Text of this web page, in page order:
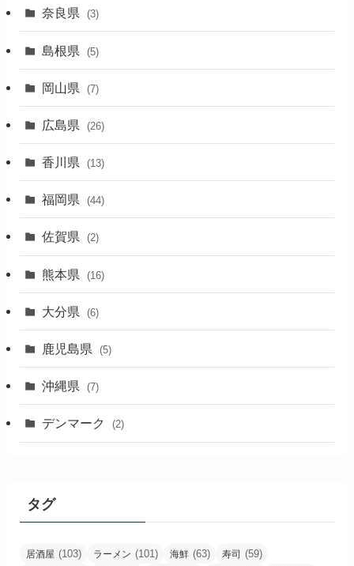
(4)
(1)
奈良県 (3)
島根県 (5)
岡山県 (7)
広島県 (26)
香川県 (13)
福岡県 (44)
佐賀県 (2)
熊本県 (16)
大分県 (6)
鹿児島県 (5)
沖縄県 (7)
デンマーク (2)
タグ
居酒屋 (103) ラーメン (101) 海鮮 (63) 寿司 (59)